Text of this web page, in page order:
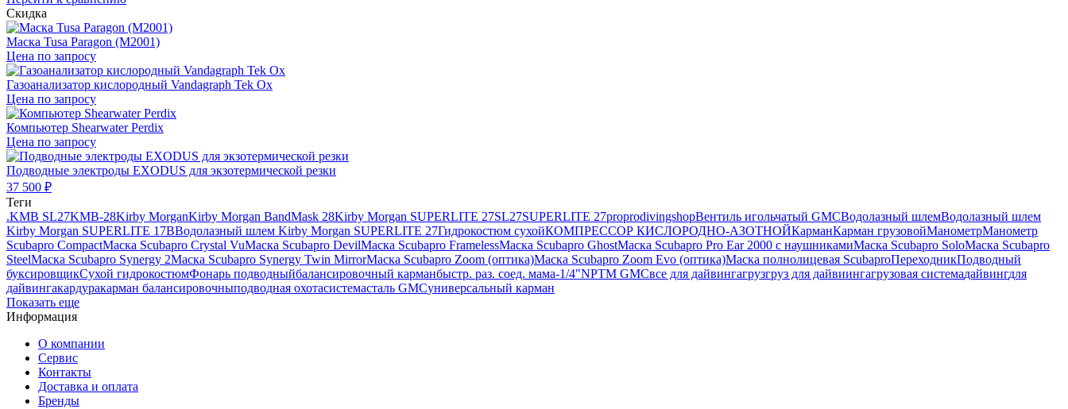
Скидка
Маска Tusa Paragon (M2001)
Цена по запросу
Газоанализатор кислородный Vandagraph Tek Ox
Цена по запросу
Компьютер Shearwater Perdix
Цена по запросу
Подводные электроды EXODUS для экзотермической резки
37 500 ₽
Теги
.KMB SL27KMB-28Kirby MorganKirby Morgan BandMask 28Kirby Morgan SUPERLITE 27SL27SUPERLITE 27proprodivingshopВентиль игольчатый GMCВодолазный шлемВодолазный шлем
Kirby Morgan SUPERLITE 17BВодолазный шлем Kirby Morgan SUPERLITE 27Гидрокостюм сухойКОМПРЕССОР КИСЛОРОДНО-АЗОТНОЙКарманКарман грузовойМанометрМанометр
Scubapro CompactМаска Scubapro Crystal VuМаска Scubapro DevilМаска Scubapro FramelessМаска Scubapro GhostМаска Scubapro Pro Ear 2000 с наушникамиМаска Scubapro SoloМаска Scubapro
SteelМаска Scubapro Synergy 2Маска Scubapro Synergy Twin MirrorМаска Scubapro Zoom (оптика)Маска Scubapro Zoom Evo (оптика)Маска полнолицевая ScubaproПереходникПодводный
буксировщикСухой гидрокостюмФонарь подводныйбалансировочный карманбыстр. раз. соед. мама-1/4"NPTM GMCвсе для дайвингагрузгруз для дайвиингагрузовая системадайвингдля
дайвингакардуракарман балансировочныподводная охотасистемасталь GMCуниверсальный карман
Показать еще
Информация
О компании
Сервис
Контакты
Доставка и оплата
Бренды